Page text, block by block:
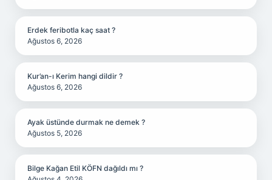
Erdek feribotla kaç saat ?
Ağustos 6, 2026
Kur’an-ı Kerim hangi dildir ?
Ağustos 6, 2026
Ayak üstünde durmak ne demek ?
Ağustos 5, 2026
Bilge Kağan Etil KÖFN dağıldı mı ?